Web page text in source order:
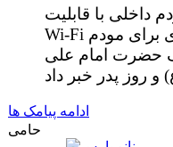
برای مودم داخلی با قابلیت
Wi-Fi و ۳۳ درصدی برای مودم USB وایمکس خود به
حضرت امام علی
ادامه پیامک ها
حامی